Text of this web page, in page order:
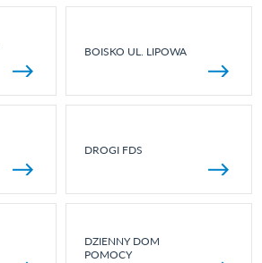
BOISKO UL. LIPOWA
DROGI FDS
DZIENNY DOM
POMOCY